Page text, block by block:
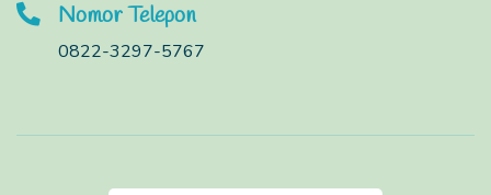
Nomor Telepon
0822-3297-5767